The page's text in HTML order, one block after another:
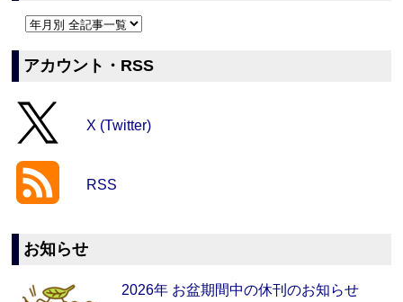
アカウント・RSS
X (Twitter)
RSS
お知らせ
2026年 お盆期間中の休刊のお知らせ